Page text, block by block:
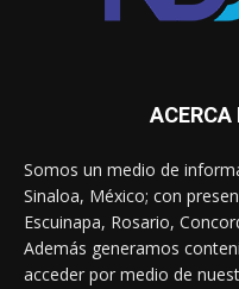
ACERCA
Somos un medio de
Sinaloa, México; con
Escuinapa, Rosario,
Además generamos
acceder por medio de